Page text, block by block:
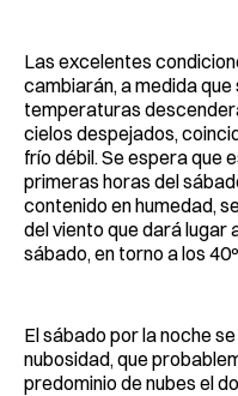
Las excelentes
cambiarán, a medida
temperaturas
cielos despejados,
frío débil. Se espera que
primeras horas del
contenido en humedad,
del viento que dará
sábado, en torno a los
El sábado por la noche
nubosidad, que
predominio de nubes el